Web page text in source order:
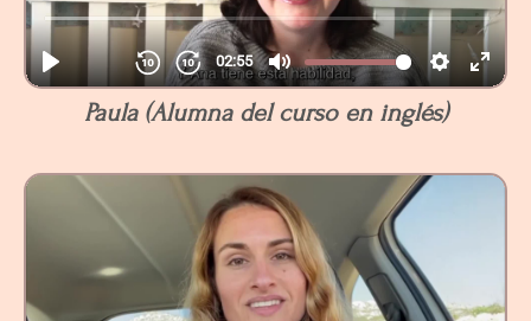
Paula (Alumna del curso en inglés)